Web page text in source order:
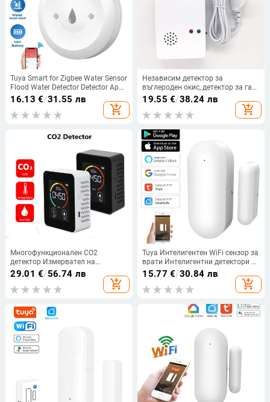
Tuya Smart for Zigbee Water Sensor
Flood Water Detector Detector App
Remote Monitoring Support Home
Assistant Zigbee2mqtt
16.13 €/31.55 лв
add_shopping_cart
Независим детектор за
въглероден окис, детектор за газ,
сензор за аларма за газ, метан,
пропан, детектор за изтичане на
газ, EU Plug LCD Security
19.55 €/38.24 лв
add_shopping_cart
Многофункционален CO2
детектор Измервател на
въглероден диоксид Склад за
оранжерия Качество на въздуха
Монитор на температура и
CO2
29.01 €/56.74 лв
add_shopping_cart
Tuya Интелигентен WiFi сензор за
врати Интелигентни детектори за
отворена/затворена врата Wifi
Сензор за прозорци
Приложението Smartlife работи с
15.77 €/30.84 лв
add_shopping_cart